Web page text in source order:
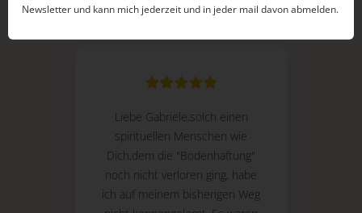
Liebe Gabriele,solch einen
spirituellen Menschen wie
Dich,dem die "Bodenhaftung"
noch nicht verloren ging, habe
ich auf meinem bisherigen Weg
Newsletter und kann mich jederzeit und in jeder mail davon abmelden.